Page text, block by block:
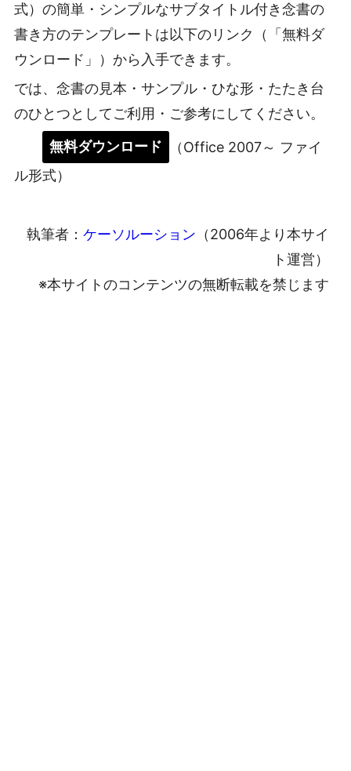
式）の簡単・シンプルなサブタイトル付き念書の
書き方のテンプレートは以下のリンク（「無料ダ
ウンロード」）から入手できます。
では、念書の見本・サンプル・ひな形・たたき台
のひとつとしてご利用・ご参考にしてください。
無料ダウンロード
（Office 2007～ ファイ
ル形式）
執筆者： ケーソルーション （2006年より本サイ
ト運営）
※本サイトのコンテンツの無断転載を禁じます